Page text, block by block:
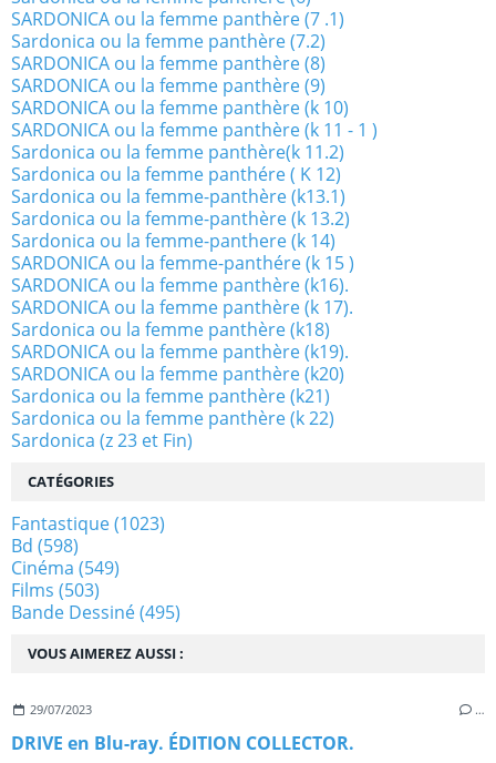
VOUS AIMEREZ AUSSI :
29/07/2023 …
DRIVE en Blu-ray. ÉDITION COLLECTOR.
SARDONICA ou la femme panthère (7 .1)
Sardonica ou la femme panthère (7.2)
SARDONICA ou la femme panthère (8)
SARDONICA ou la femme panthère (9)
SARDONICA ou la femme panthère (k 10)
SARDONICA ou la femme panthère (k 11 - 1 )
Sardonica ou la femme panthère(k 11.2)
Sardonica ou la femme panthére ( K 12)
Sardonica ou la femme-panthère (k13.1)
Sardonica ou la femme-panthère (k 13.2)
Sardonica ou la femme-panthere (k 14)
SARDONICA ou la femme-panthére (k 15 )
SARDONICA ou la femme panthère (k16).
SARDONICA ou la femme panthère (k 17).
Sardonica ou la femme panthère (k18)
SARDONICA ou la femme panthère (k19).
SARDONICA ou la femme panthère (k20)
Sardonica ou la femme panthère (k21)
Sardonica ou la femme panthère (k 22)
Sardonica (z 23 et Fin)
CATÉGORIES
Fantastique(1023)
Bd (598)
Cinéma (549)
Films (503)
Bande Dessiné(495)